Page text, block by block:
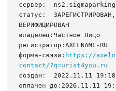
сервер:
статус:
ВЕРИФИЦИРОВАН
владелец:Частное Лицо
регистратор:AXELNAME-RU
форма-связи: https://
contact/?q=urist4you.ru
создан:  2022.11.11
оплачен-до:2026.11.11